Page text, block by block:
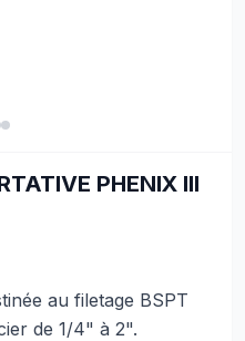
PHENIX III
au filetage BSPT
de 1/4" à 2".